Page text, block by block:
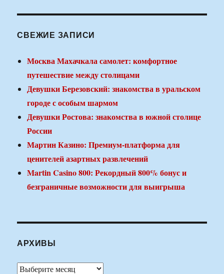
СВЕЖИЕ ЗАПИСИ
Москва Махачкала самолет: комфортное
путешествие между столицами
Девушки Березовский: знакомства в уральском
городе с особым шармом
Девушки Ростова: знакомства в южной столице
России
Мартин Казино: Премиум-платформа для
ценителей азартных развлечений
Martin Casino 800: Рекордный 800% бонус и
безграничные возможности для выигрыша
АРХИВЫ
Архивы